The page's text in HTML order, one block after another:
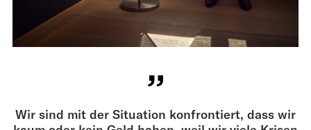
Wir sind mit der Situation konfrontiert, dass wir